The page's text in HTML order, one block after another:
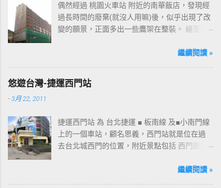
偶然經過 桃園火車站 附近的南華飯店，發現經
過長時間的廢棄(就沒人用嘛)後，似乎出現了改
變的願景，正面多出一些鷹架在整裝。 繞至側
桃園的民眾又有一個聚餐旅遊的好去處囉!!但今
趴走將持續為讀者們追蹤其動態消息，請各位
開始期待開幕日的來臨吧！ 南華飯店施工中現
繼續閱讀 »
悠遊台灣-捷運西門站
-3月 22, 2011
捷運西門站 為 台北捷運 ■ 板南線 及■小南門線
上的一個車站，顧名思義，西門站就是位在過
去台北城西門的位置，附近景點包括 西門商圈
圖中的六號出口，因位處 西門商圈 之入口，成
繼續閱讀 »